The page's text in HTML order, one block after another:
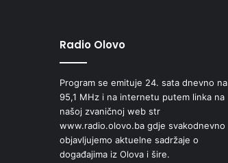
Radio Olovo
Program se emituje 24. sata dnevno na
95,1 MHz i na internetu putem linka na
našoj zvaničnoj web str
www.radio.olovo.ba gdje svakodnevno
objavljujemo aktuelne sadržaje o
događajima iz Olova i šire.